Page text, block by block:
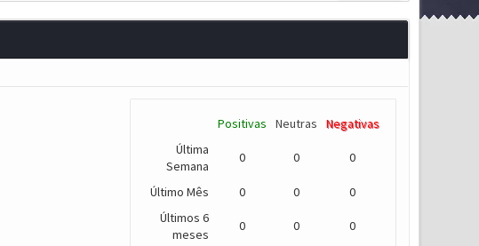
Positivas Neutras
Negativas
Última
Semana
0 0 0
Último Mês 0 0
0
Últimos 6
meses
0 0 0